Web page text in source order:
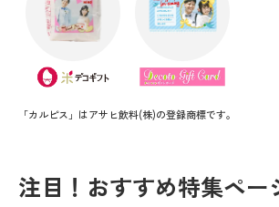
「カルピス」はアサヒ飲料(株)の登録商標です。
注目！おすすめ特集ペー